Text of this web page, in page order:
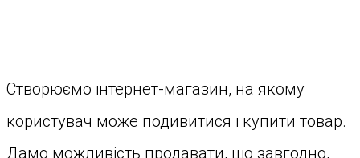
Створюємо інтернет-магазин, на якому
користувач може подивитися і купити товар.
Дамо можливість продавати, що завгодно,